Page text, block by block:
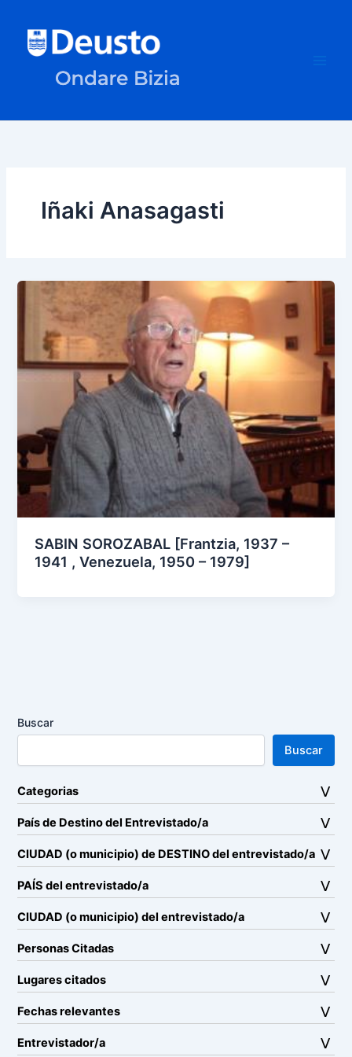
contenido
Iñaki Anasagasti
SABIN SOROZABAL [Frantzia, 1937 –
1941 , Venezuela, 1950 – 1979]
Buscar
Buscar
Categorias
País de Destino del Entrevistado/a
CIUDAD (o municipio) de DESTINO del entrevistado/a
PAÍS del entrevistado/a
CIUDAD (o municipio) del entrevistado/a
Personas Citadas
Lugares citados
Fechas relevantes
Entrevistador/a